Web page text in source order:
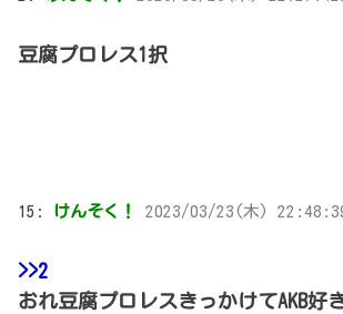
豆腐プロレス1択
15: けんそく！ 2023/03/23(木)
>>2
おれ豆腐プロレスきっかけてAKB好